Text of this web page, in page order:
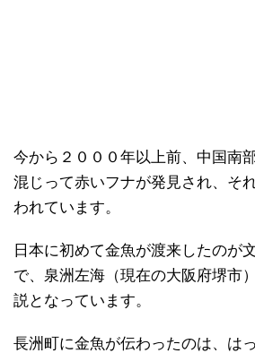
今から２０００年以上前、中国南
混じって赤いフナが発見され、そ
われています。
日本に初めて金魚が渡来したのが
で、泉洲左海（現在の大阪府堺市
説となっています。
長洲町に金魚が伝わったのは、は